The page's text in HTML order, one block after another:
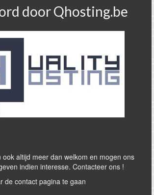
door Qhosting.be
ook altijd meer dan welkom en mogen ons
indien interesse. Contacteer ons !
de contact pagina te gaan